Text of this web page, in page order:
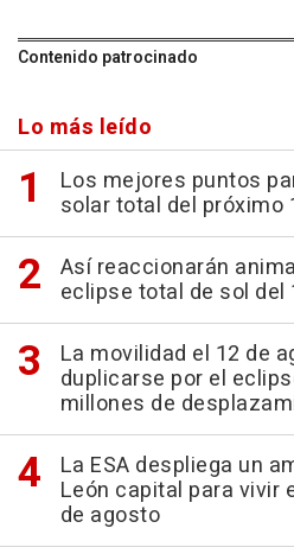
Contenido patrocinado
Lo más leído
Los mejores puntos
solar total del próximo
Así reaccionarán
eclipse total de sol del
La movilidad el 12 de
duplicarse por el
millones de
La ESA despliega un
León capital para vivir
de agosto